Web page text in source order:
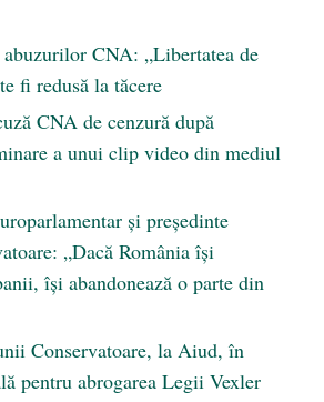
CNA: „Libertatea de
fi redusă la tăcere
CNA de cenzură după
a unui clip video din mediul
și președinte
„Dacă România își
își abandonează o parte din
Conservatoare, la Aiud, în
pentru abrogarea Legii Vexler